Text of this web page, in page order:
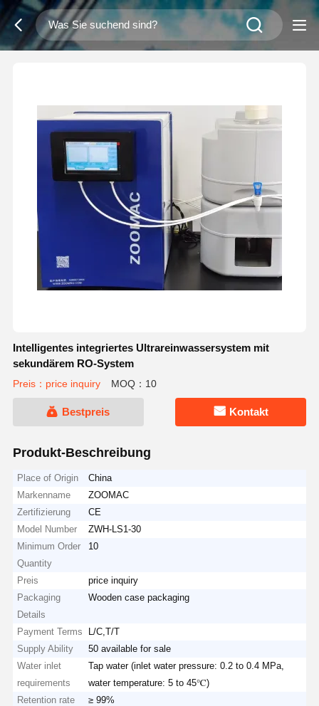
Intelligentes integriertes Ultrareinwassersystem mit
sekundärem RO-System
Preis：price inquiry MOQ：10
Bestpreis Kontakt
Produkt-Beschreibung
Place of Origin
China
Markenname
ZOOMAC
Zertifizierung
CE
Model Number
ZWH-LS1-30
Minimum Order
Quantity
10
Preis
price inquiry
Packaging
Details
Wooden case packaging
Payment Terms
L/C,T/T
Supply Ability
50 available for sale
Water inlet
requirements
Tap water (inlet water pressure: 0.2 to 0.4 MPa,
water temperature: 5 to 45℃)
Retention rate
≥ 99%